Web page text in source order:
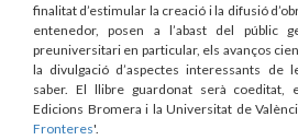
finalitat d’estimular la creació i la difusió
entenedor, posen a l’abast del públic
preuniversitari en particular, els avanços
la divulgació d’aspectes interessants de
saber. El llibre guardonat serà coeditat,
Edicions Bromera i la Universitat de
Fronteres'.